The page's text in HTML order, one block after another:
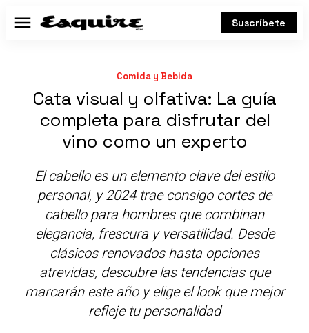
Menú Suscríbete
Comida y Bebida
Cata visual y olfativa: La guía
completa para disfrutar del
vino como un experto
El cabello es un elemento clave del estilo
personal, y 2024 trae consigo cortes de
cabello para hombres que combinan
elegancia, frescura y versatilidad. Desde
clásicos renovados hasta opciones
atrevidas, descubre las tendencias que
marcarán este año y elige el look que mejor
refleje tu personalidad